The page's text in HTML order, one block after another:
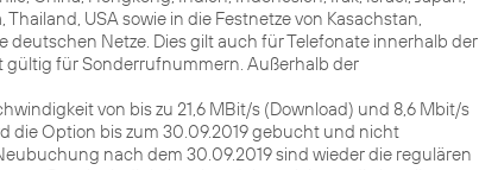
USA sowie in die Festnetze von Kasachstan,
deutschen Netze. Dies gilt auch für Telefonate innerhalb der
gültig für Sonderrufnummern. Außerhalb der
von bis zu 21,6 MBit/s (Download) und 8,6 Mbit/s
die Option bis zum 30.09.2019 gebucht und nicht
nach dem 30.09.2019 sind wieder die regulären